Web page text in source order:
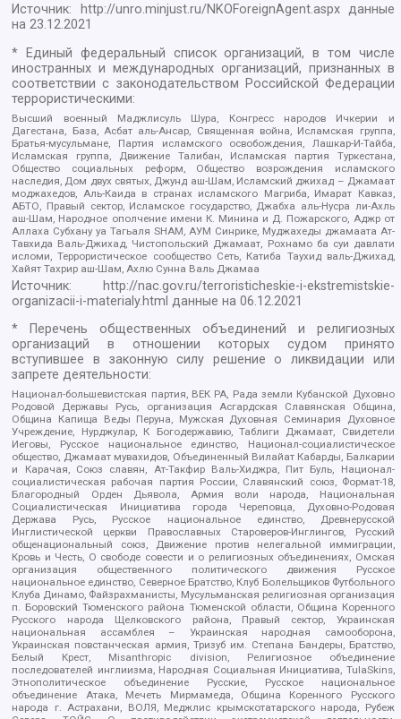
Источник: http://unro.minjust.ru/NKOForeignAgent.aspxданные
на23.12.2021
* Единый федеральный список организаций, в том числе
иностранных и международных организаций, признанных в
соответствии с законодательством Российской Федерации
террористическими:
Высший военный Маджлисуль Шура, Конгресс народов Ичкерии и
Дагестана, База, Асбат аль-Ансар, Священная война, Исламская группа,
Братья-мусульмане, Партия исламского освобождения, Лашкар-И-Тайба,
Исламская группа, Движение Талибан, Исламская партия Туркестана,
Общество социальных реформ, Общество возрождения исламского
наследия, Дом двух святых, Джунд аш-Шам, Исламский джихад – Джамаат
моджахедов, Аль-Каида в странах исламского Магриба, Имарат Кавказ,
АБТО, Правый сектор, Исламское государство, Джабха аль-Нусра ли-Ахль
аш-Шам, Народное ополчение имени К. Минина и Д. Пожарского, Аджр от
Аллаха Субхану уа Тагьаля SHAM, АУМ Синрике, Муджахеды джамаата Ат-
Тавхида Валь-Джихад, Чистопольский Джамаат, Рохнамо ба суи давлати
исломи, Террористическое сообщество Сеть, Катиба Таухид валь-Джихад,
Хайят Тахрир аш-Шам, Ахлю Сунна Валь Джамаа
Источник:
http://nac.gov.ru/terroristicheskie-i-ekstremistskie-
organizacii-i-materialy.html данные на06.12.2021
* Перечень общественных объединений и религиозных
организаций в отношении которых судом принято
вступившее в законную силу решение о ликвидации или
запрете деятельности:
Национал-большевистская партия, ВЕК РА, Рада земли Кубанской Духовно
Родовой Державы Русь, организация Асгардская Славянская Община,
Община Капища Веды Перуна, Мужская Духовная Семинария Духовное
Учреждение, Нурджулар, К Богодержавию, Таблиги Джамаат, Свидетели
Иеговы, Русское национальное единство, Национал-социалистическое
общество, Джамаат мувахидов, Объединенный Вилайат Кабарды, Балкарии
и Карачая, Союз славян, Ат-Такфир Валь-Хиджра, Пит Буль, Национал-
социалистическая рабочая партия России, Славянский союз, Формат-18,
Благородный Орден Дьявола, Армия воли народа, Национальная
Социалистическая Инициатива города Череповца, Духовно-Родовая
Держава Русь, Русское национальное единство, Древнерусской
Инглистической церкви Православных Староверов-Инглингов, Русский
общенациональный союз, Движение против нелегальной иммиграции,
Кровь и Честь, О свободе совести и о религиозных объединениях, Омская
организация общественного политического движения Русское
национальное единство, Северное Братство, Клуб Болельщиков Футбольного
Клуба Динамо, Файзрахманисты, Мусульманская религиозная организация
п. Боровский Тюменского района Тюменской области, Община Коренного
Русского народа Щелковского района, Правый сектор, Украинская
национальная ассамблея – Украинская народная самооборона,
Украинская повстанческая армия, Тризуб им. Степана Бандеры, Братство,
Белый Крест, Misanthropic division, Религиозное объединение
последователей инглиизма, Народная Социальная Инициатива, TulaSkins,
Этнополитическое объединение Русские, Русское национальное
объединение Атака, Мечеть Мирмамеда, Община Коренного Русского
народа г. Астрахани, ВОЛЯ, Меджлис крымскотатарского народа, Рубеж